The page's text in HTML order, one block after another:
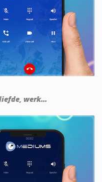
werk...